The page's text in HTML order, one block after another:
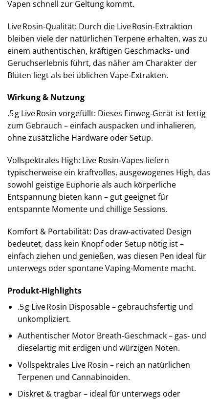
Vapen schnell zur Geltung kommt.
Live Rosin‑Qualität: Durch die Live Rosin‑Extraktion
bleiben viele der natürlichen Terpene erhalten, was zu
einem authentischen, kräftigen Geschmacks‑ und
Geruchserlebnis führt, das näher am Charakter der
Blüten liegt als bei üblichen Vape‑Extrakten.
Wirkung & Nutzung
.5 g Live Rosin vorgefüllt: Dieses Einweg‑Gerät ist fertig
zum Gebrauch – einfach auspacken und inhalieren,
ohne zusätzliche Hardware oder Setup.
Vollspektrales High: Live Rosin‑Vapes liefern
typischerweise ein kraftvolles, ausgewogenes High, das
sowohl geistige Euphorie als auch körperliche
Entspannung bieten kann – gut geeignet für
entspannte Momente und chillige Sessions.
Komfort & Portabilität: Das draw‑activated Design
bedeutet, dass kein Knopf oder Setup nötig ist –
einfach ziehen und genießen, was diesen Pen ideal für
unterwegs oder spontane Vaping‑Momente macht.
Produkt‑Highlights
.5 g Live Rosin Disposable – gebrauchsfertig und
unkompliziert.
Authentischer Motor Breath‑Geschmack – gas‑ und
dieselartig mit erdigen und würzigen Noten.
Vollspektrales Live Rosin – reich an natürlichen
Terpenen und Cannabinoiden.
Diskret & tragbar – ideal für unterwegs oder